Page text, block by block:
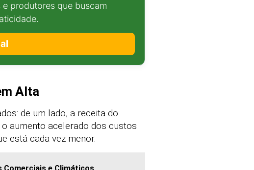
produtores que buscam
Alta
de um lado, a receita do
aumento acelerado dos custos
está cada vez menor.